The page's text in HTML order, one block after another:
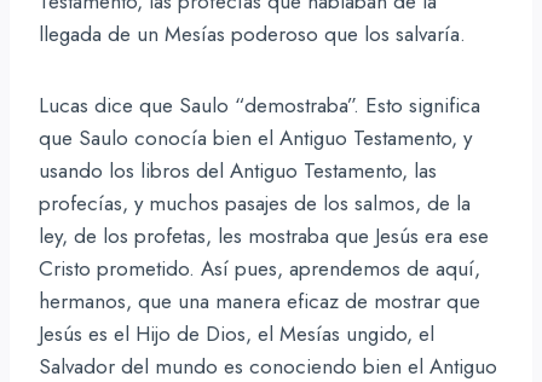
llegada de un Mesías poderoso que los salvaría.
Lucas dice que Saulo “demostraba”. Esto significa
que Saulo conocía bien el Antiguo Testamento, y
usando los libros del Antiguo Testamento, las
profecías, y muchos pasajes de los salmos, de la
ley, de los profetas, les mostraba que Jesús era ese
Cristo prometido. Así pues, aprendemos de aquí,
hermanos, que una manera eficaz de mostrar que
Jesús es el Hijo de Dios, el Mesías ungido, el
Salvador del mundo es conociendo bien el Antiguo